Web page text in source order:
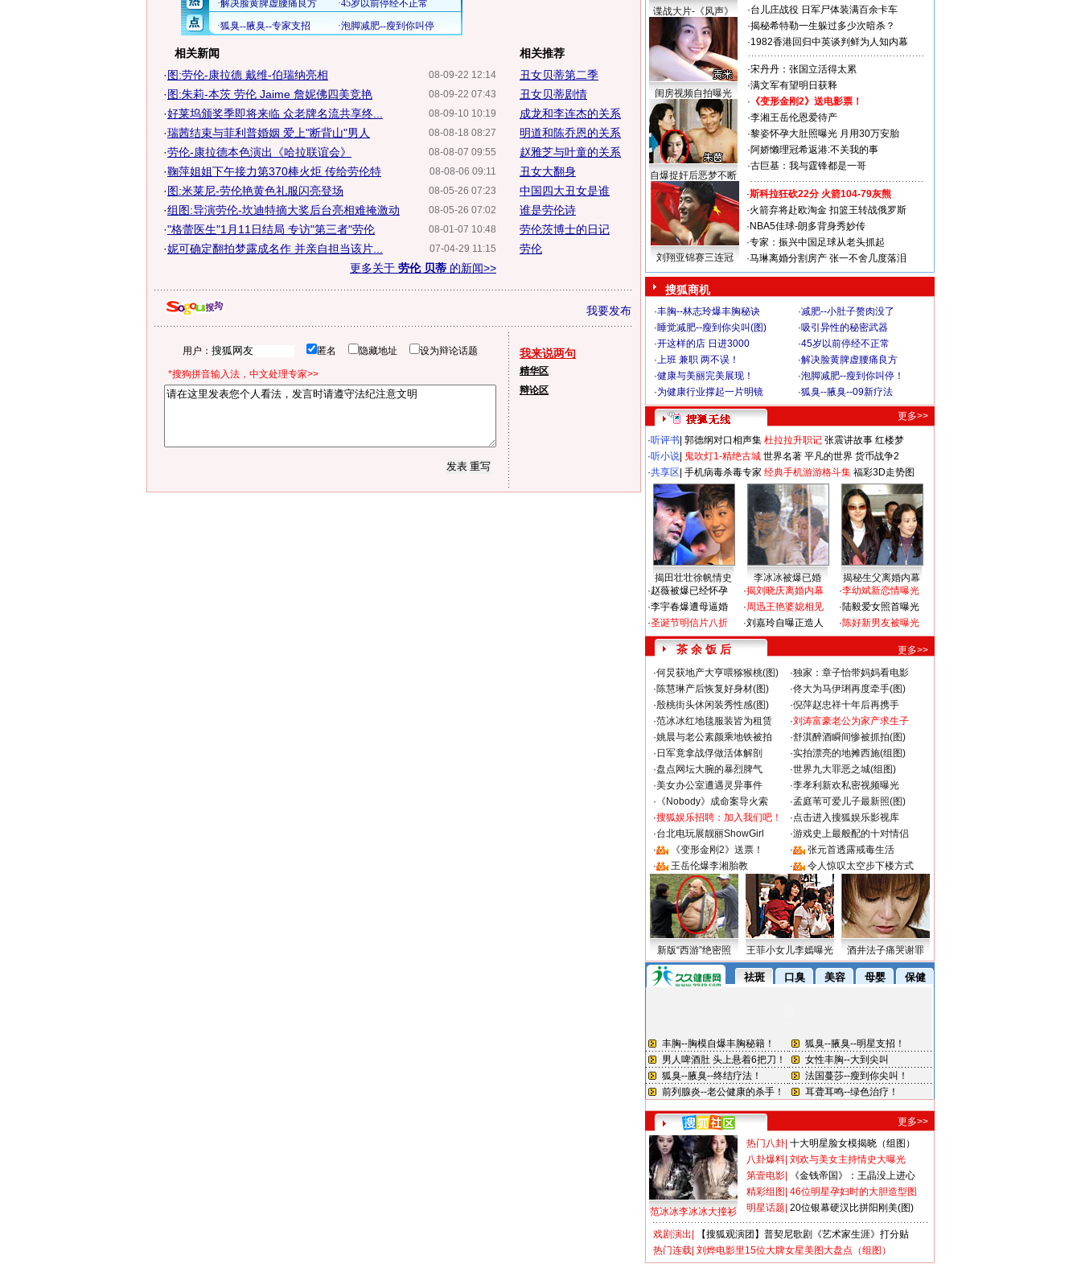
相关新闻
08-09-22 12:14
·图:劳伦-康拉德 戴维-伯瑞纳亮相
08-09-22 07:43
·图:朱莉-本茨 劳伦 Jaime 詹妮佛四美竞艳
08-09-10 10:19
·好莱坞颁奖季即将来临 众老牌名流共享终...
08-08-18 08:27
·瑞茜结束与菲利普婚姻 爱上"断背山"男人
08-08-07 09:55
·劳伦-康拉德本色演出《哈拉联谊会》
08-08-06 09:11
·鞠萍姐姐下午接力第370棒火炬 传给劳伦特
08-05-26 07:23
·图:米莱尼-劳伦艳黄色礼服闪亮登场
08-05-26 07:02
·组图:导演劳伦-坎迪特摘大奖后台亮相难掩激动
08-01-07 10:48
·"格蕾医生"1月11日结局 专访"第三者"劳伦
07-04-29 11:15
·妮可确定翻拍梦露成名作 并亲自担当该片...
更多关于 劳伦 贝蒂 的新闻>>
相关推荐
丑女贝蒂第二季
丑女贝蒂剧情
成龙和李连杰的关系
明道和陈乔恩的关系
赵雅芝与叶童的关系
丑女大翻身
中国四大丑女是谁
谁是劳伦诗
劳伦茨博士的日记
劳伦
我要发布
用户： 匿名 隐藏地址 设为辩论话题
*搜狗拼音输入法，中文处理专家>>
我来说两句
精华区
辩论区
谍战大片-《风声》
闺房视频自拍曝光
自爆捉奸后恶梦不断
·台儿庄战役 日军尸体装满百余卡车
·揭秘希特勒一生躲过多少次暗杀？
·1982香港回归中英谈判鲜为人知内幕
·宋丹丹：张国立活得太累
·满文军有望明日获释
· 《变形金刚2》送电影票！
·李湘王岳伦恩爱待产
·黎姿怀孕大肚照曝光 月用30万安胎
·阿娇懒理冠希返港:不关我的事
·古巨基：我与霆锋都是一哥
刘翔亚锦赛三连冠
·斯科拉狂砍22分 火箭104-79灰熊
·火箭弃将赴欧淘金 扣篮王转战俄罗斯
· NBA5佳球-朗多背身秀妙传
·专家：振兴中国足球从老头抓起
·马琳离婚分割房产 张一不舍几度落泪
搜狐商机
·丰胸--林志玲爆丰胸秘诀 ·减肥--小肚子赘肉没了
·睡觉减肥--瘦到你尖叫(图) ·吸引异性的秘密武器
·开这样的店 日进3000 ·45岁以前停经不正常
·上班 兼职 两不误！ ·解决脸黄脾虚腰痛良方
·健康与美丽完美展现！ ·泡脚减肥--瘦到你叫停！
·为健康行业撑起一片明镜 ·狐臭--腋臭--09新疗法
更多>>
·听评书 郭德纲对口相声集 杜拉拉升职记 张震讲故事 红楼梦
·听小说 鬼吹灯1-精绝古城 世界名著 平凡的世界 货币战争2
·共享区 手机病毒杀毒专家 经典手机游游格斗集 福彩3D走势图
揭田壮壮徐帆情史 李冰冰被爆已婚
揭秘生父离婚内幕
·赵薇被爆已经怀孕
·李宇春爆遭母逼婚
·圣诞节明信片八折
·揭刘晓庆离婚内幕
·周迅王艳婆媳相见
·刘嘉玲自曝正造人
·李幼斌新恋情曝光
·陆毅爱女照首曝光
·陈好新男友被曝光
茶 余 饭 后
更多>>
·何炅获地产大亨喂猕猴桃(图) ·独家：章子怡带妈妈看电影
·陈慧琳产后恢复好身材(图) ·佟大为马伊琍再度牵手(图)
·殷桃街头休闲装秀性感(图) ·倪萍赵忠祥十年后再携手
·范冰冰红地毯服装皆为租赁 ·刘涛富豪老公为家产求生子
·姚晨与老公素颜乘地铁被拍 ·舒淇醉酒瞬间惨被抓拍(图)
· 日军竟拿战俘做活体解剖 ·实拍漂亮的地摊西施(组图)
·盘点网坛大腕的暴烈脾气 ·世界九大罪恶之城(组图)
·美女办公室遭遇灵异事件 ·李孝利新欢私密视频曝光
· 《Nobody》成命案导火索 ·孟庭苇可爱儿子最新照(图)
·搜狐娱乐招聘：加入我们吧！ ·点击进入搜狐娱乐影视库
·台北电玩展靓丽ShowGirl ·游戏史上最般配的十对情侣
·
《变形金刚2》送票！ ·
张元首透露戒毒生活
·
王岳伦爆李湘胎教 · 令人惊叹太空步下楼方式
新版“西游”绝密照 王菲小女儿李嫣曝光 酒井法子痛哭谢罪
更多>>
范冰冰李冰冰大撞衫
热门八卦 十大明星脸女模揭晓（组图）
八卦爆料 刘欢与美女主持情史大曝光
第壹电影
《金钱帝国》：王晶没上进心
精彩组图 46位明星孕妇时的大胆造型图
明星话题 20位银幕硬汉比拼阳刚美(图)
戏剧演出
【搜狐观演团】普契尼歌剧《艺术家生涯》打分贴
热门连载 刘烨电影里15位大牌女星美图大盘点（组图）